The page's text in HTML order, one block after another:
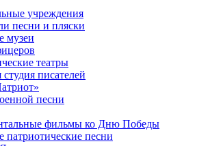
учреждения
песни и пляски
музеи
театры
писателей
песни
фильмы ко Дню Победы
патриотические песни